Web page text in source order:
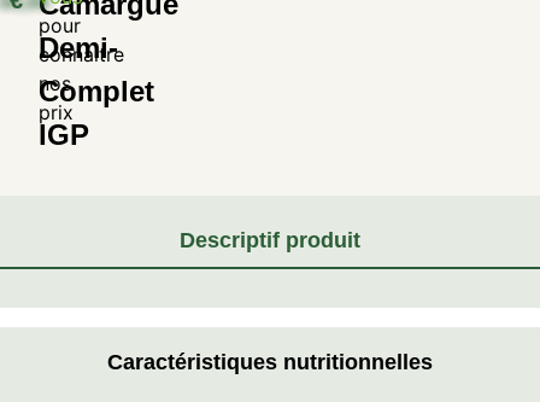
Demi-
Complet
IGP
pour
connaitre
nos
prix
Descriptif produit
Caractéristiques nutritionnelles